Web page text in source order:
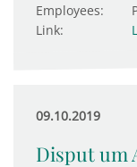
Employees:
Link:
09.10.2019
Disput um